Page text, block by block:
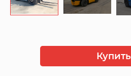
Купить